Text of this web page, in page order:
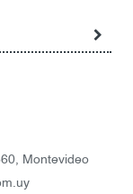
Montevideo